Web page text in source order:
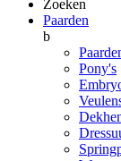
Zoeken
Paarden
b
Pony's